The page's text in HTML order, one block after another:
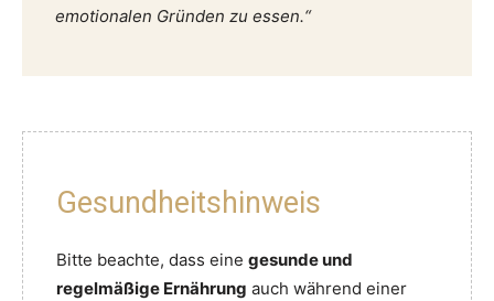
emotionalen Gründen zu essen.“
Gesundheitshinweis
Bitte beachte, dass eine gesunde und
regelmäßige Ernährung auch während einer